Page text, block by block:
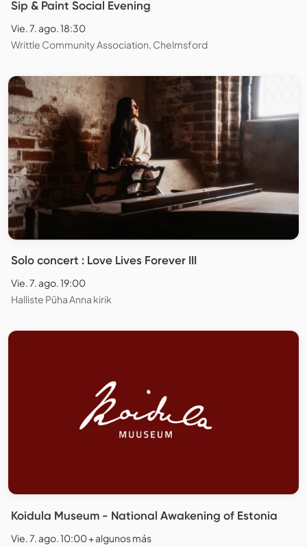
Sip & Paint Social Evening
Vie. 7. ago. 18:30
Writtle Community Association, Chelmsford
Solo concert : Love Lives Forever III
Vie. 7. ago. 19:00
Halliste Püha Anna kirik
Koidula Museum - National Awakening of Estonia
Vie. 7. ago. 10:00 + algunos más